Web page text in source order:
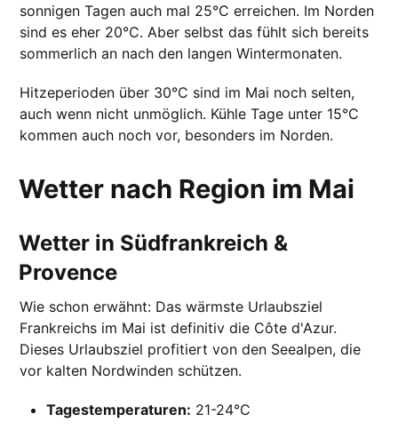
sonnigen Tagen auch mal 25°C erreichen. Im Norden
sind es eher 20°C. Aber selbst das fühlt sich bereits
sommerlich an nach den langen Wintermonaten.
Hitzeperioden über 30°C sind im Mai noch selten,
auch wenn nicht unmöglich. Kühle Tage unter 15°C
kommen auch noch vor, besonders im Norden.
Wetter nach Region im Mai
Wetter in Südfrankreich &
Provence
Wie schon erwähnt: Das wärmste Urlaubsziel
Frankreichs im Mai ist definitiv die Côte d'Azur.
Dieses Urlaubsziel profitiert von den Seealpen, die
vor kalten Nordwinden schützen.
Tagestemperaturen: 21-24°C